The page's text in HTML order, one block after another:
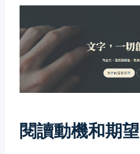
閱讀動機和期望